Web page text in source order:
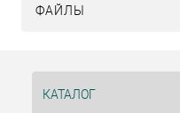
ФАЙЛЫ
КАТАЛОГ